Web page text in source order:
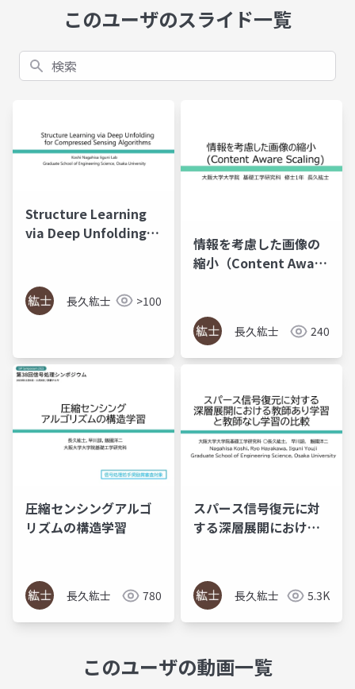
このユーザのスライド一覧
検索
Structure Learning
via Deep Unfolding
長久紘士 >100
情報を考慮した画像の
縮小（Content Aware
長久紘士 240
圧縮センシングアルゴ
リズムの構造学習
長久紘士 780
スパース信号復元に対
する深層展開における
長久紘士 5.3K
このユーザの動画一覧